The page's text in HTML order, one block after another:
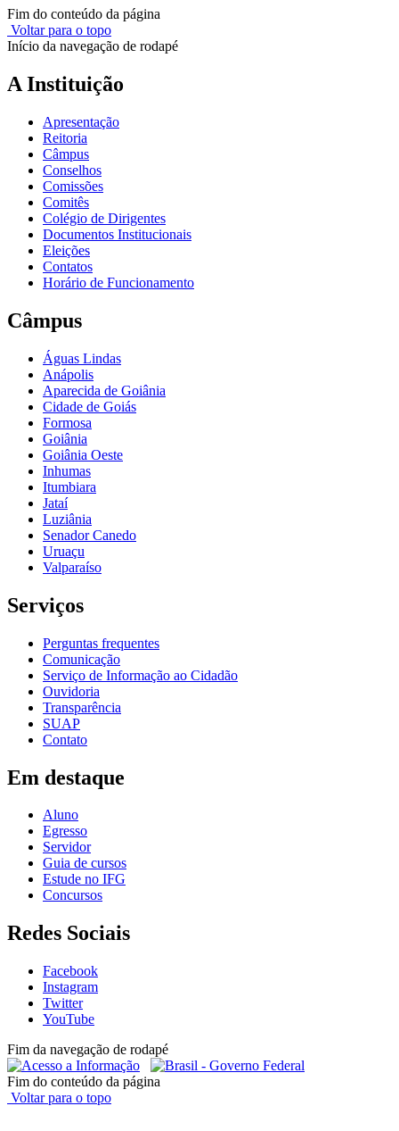
Fim do conteúdo da página
Voltar para o topo
Início da navegação de rodapé
A Instituição
Apresentação
Reitoria
Câmpus
Conselhos
Comissões
Comitês
Colégio de Dirigentes
Documentos Institucionais
Eleições
Contatos
Horário de Funcionamento
Câmpus
Águas Lindas
Anápolis
Aparecida de Goiânia
Cidade de Goiás
Formosa
Goiânia
Goiânia Oeste
Inhumas
Itumbiara
Jataí
Luziânia
Senador Canedo
Uruaçu
Valparaíso
Serviços
Perguntas frequentes
Comunicação
Serviço de Informação ao Cidadão
Ouvidoria
Transparência
SUAP
Contato
Em destaque
Aluno
Egresso
Servidor
Guia de cursos
Estude no IFG
Concursos
Redes Sociais
Facebook
Instagram
Twitter
YouTube
Fim da navegação de rodapé
Fim do conteúdo da página
Voltar para o topo